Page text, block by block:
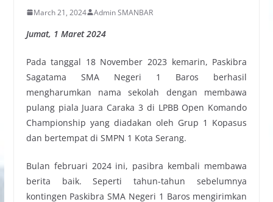
March 21, 2024 Admin SMANBAR
Jumat, 1 Maret 2024
Pada tanggal 18 November 2023 kemarin, Paskibra
Sagatama SMA Negeri 1 Baros berhasil
mengharumkan nama sekolah dengan membawa
pulang piala Juara Caraka 3 di LPBB Open Komando
Championship yang diadakan oleh Grup 1 Kopasus
dan bertempat di SMPN 1 Kota Serang.
Bulan februari 2024 ini, pasibra kembali membawa
berita baik. Seperti tahun-tahun sebelumnya
kontingen Paskibra SMA Negeri 1 Baros mengirimkan